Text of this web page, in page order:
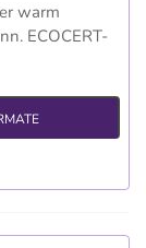
warm
ECOCERT-